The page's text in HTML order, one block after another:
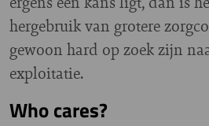
hergebruik van grotere
gewoon hard op zoek zijn
exploitatie.
Who cares?